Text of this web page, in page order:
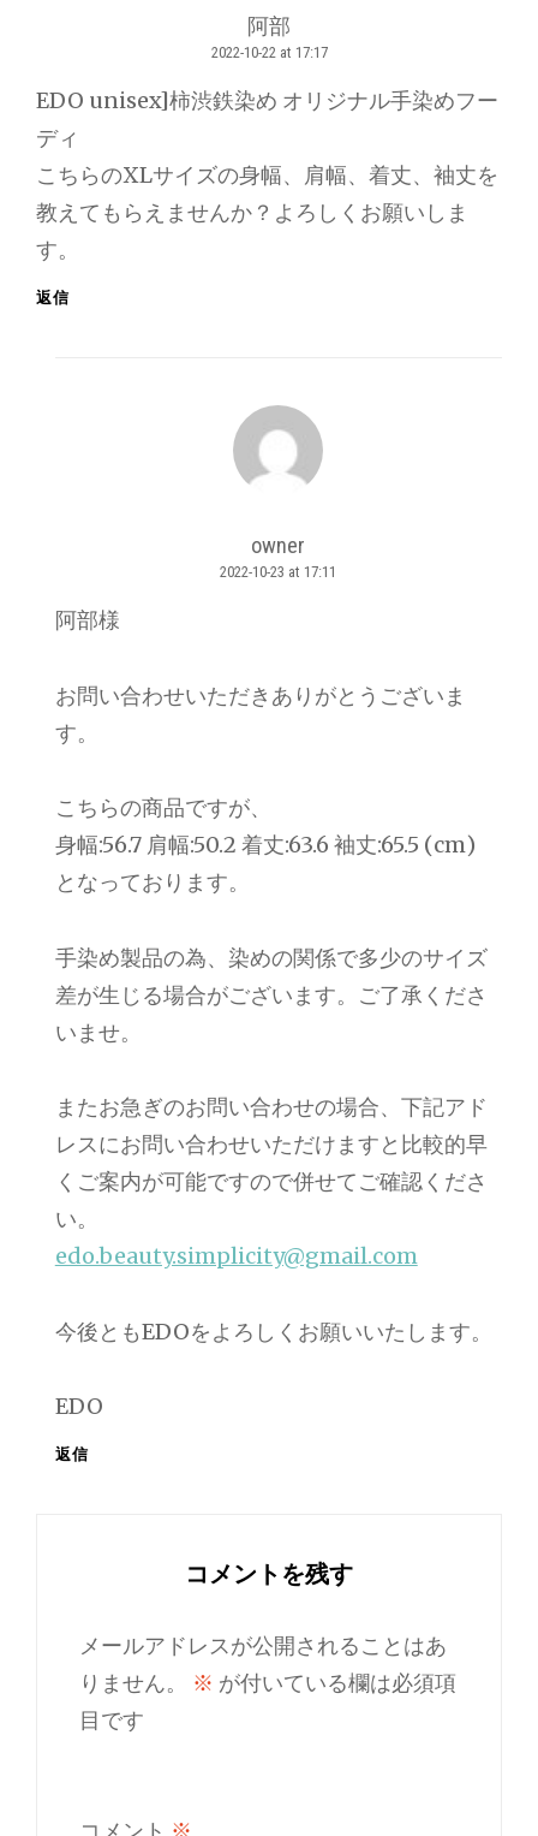
阿部
says:
2022-10-22 at 17:17
EDO unisex]柿渋鉄染め オリジナル手染めフー
ディ
こちらのXLサイズの身幅、肩幅、着丈、袖丈を
教えてもらえませんか？よろしくお願いしま
す。
返信
owner
says:
2022-10-23 at 17:11
阿部様
お問い合わせいただきありがとうございま
す。
こちらの商品ですが、
身幅:56.7 肩幅:50.2 着丈:63.6 袖丈:65.5 (cm)
となっております。
手染め製品の為、染めの関係で多少のサイズ
差が生じる場合がございます。ご了承くださ
いませ。
またお急ぎのお問い合わせの場合、下記アド
レスにお問い合わせいただけますと比較的早
くご案内が可能ですので併せてご確認くださ
い。
edo.beauty.simplicity@gmail.com
今後ともEDOをよろしくお願いいたします。
EDO
返信
コメントを残す
メールアドレスが公開されることはあ
りません。
※ が付いている欄は必須項
目です
コメント ※